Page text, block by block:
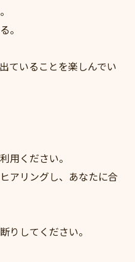
。
ていることを楽しんでい
用ください。
アリングし、あなたに合
りしてください。